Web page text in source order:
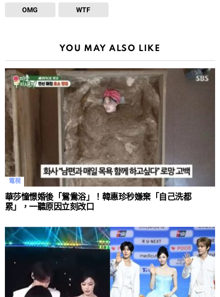
OMG WTF
YOU MAY ALSO LIKE
電視
華莎憧憬婚後「鴛鴦浴」！韓惠珍秒嫌棄「自己洗都
累」，一聽原因立刻改口